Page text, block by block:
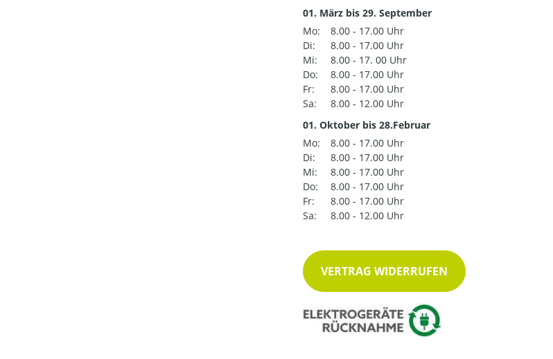
01. März bis 29. September
Mo:
8.00 - 17.00 Uhr
Di:
8.00 - 17.00 Uhr
Mi:
8.00 - 17. 00 Uhr
Do:
8.00 - 17.00 Uhr
Fr:
8.00 - 17.00 Uhr
Sa:
8.00 - 12.00 Uhr
01. Oktober bis 28.Februar
Mo:
8.00 - 17.00 Uhr
Di:
8.00 - 17.00 Uhr
Mi:
8.00 - 17.00 Uhr
Do:
8.00 - 17.00 Uhr
Fr:
8.00 - 17.00 Uhr
Sa:
8.00 - 12.00 Uhr
VERTRAG WIDERRUFEN